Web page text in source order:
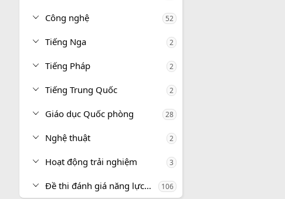
Công nghệ 52
Tiếng Nga 2
Tiếng Pháp 2
Tiếng Trung Quốc 2
Giáo dục Quốc phòng 28
Nghệ thuật 2
Hoạt động trải nghiệm 3
Đề thi đánh giá năng lực, tư duy 106